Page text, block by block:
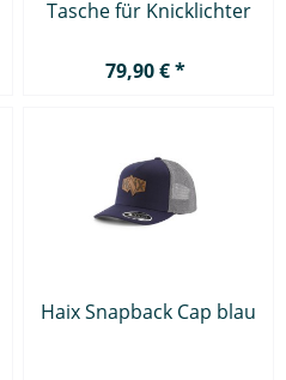
Tasche für Knicklichter
79,90 € *
Haix Snapback Cap blau